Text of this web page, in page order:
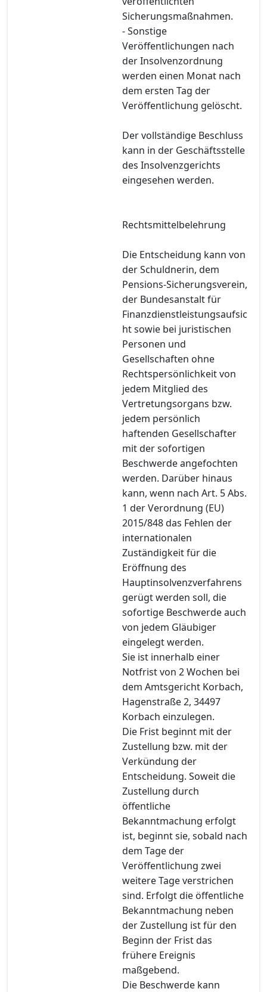
Sicherungsmaßnahmen.
- Sonstige
Veröffentlichungen nach
der Insolvenzordnung
werden einen Monat nach
dem ersten Tag der
Veröffentlichung gelöscht.
Der vollständige Beschluss
kann in der Geschäftsstelle
des Insolvenzgerichts
eingesehen werden.
Rechtsmittelbelehrung
Die Entscheidung kann von
der Schuldnerin, dem
Pensions-Sicherungsverein,
der Bundesanstalt für
Finanzdienstleistungsaufsic
ht sowie bei juristischen
Personen und
Gesellschaften ohne
Rechtspersönlichkeit von
jedem Mitglied des
Vertretungsorgans bzw.
jedem persönlich
haftenden Gesellschafter
mit der sofortigen
Beschwerde angefochten
werden. Darüber hinaus
kann, wenn nach Art. 5 Abs.
1 der Verordnung (EU)
2015/848 das Fehlen der
internationalen
Zuständigkeit für die
Eröffnung des
Hauptinsolvenzverfahrens
gerügt werden soll, die
sofortige Beschwerde auch
von jedem Gläubiger
eingelegt werden.
Sie ist innerhalb einer
Notfrist von 2 Wochen bei
dem Amtsgericht Korbach,
Hagenstraße 2, 34497
Korbach einzulegen.
Die Frist beginnt mit der
Zustellung bzw. mit der
Verkündung der
Entscheidung. Soweit die
Zustellung durch
öffentliche
Bekanntmachung erfolgt
ist, beginnt sie, sobald nach
dem Tage der
Veröffentlichung zwei
weitere Tage verstrichen
sind. Erfolgt die öffentliche
Bekanntmachung neben
der Zustellung ist für den
Beginn der Frist das
frühere Ereignis
maßgebend.
Die Beschwerde kann